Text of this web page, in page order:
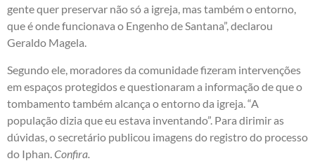
gente quer preservar não só a igreja, mas também o entorno,
que é onde funcionava o Engenho de Santana”, declarou
Geraldo Magela.
Segundo ele, moradores da comunidade fizeram intervenções
em espaços protegidos e questionaram a informação de que o
tombamento também alcança o entorno da igreja. “A
população dizia que eu estava inventando”. Para dirimir as
dúvidas, o secretário publicou imagens do registro do processo
do Iphan. Confira.